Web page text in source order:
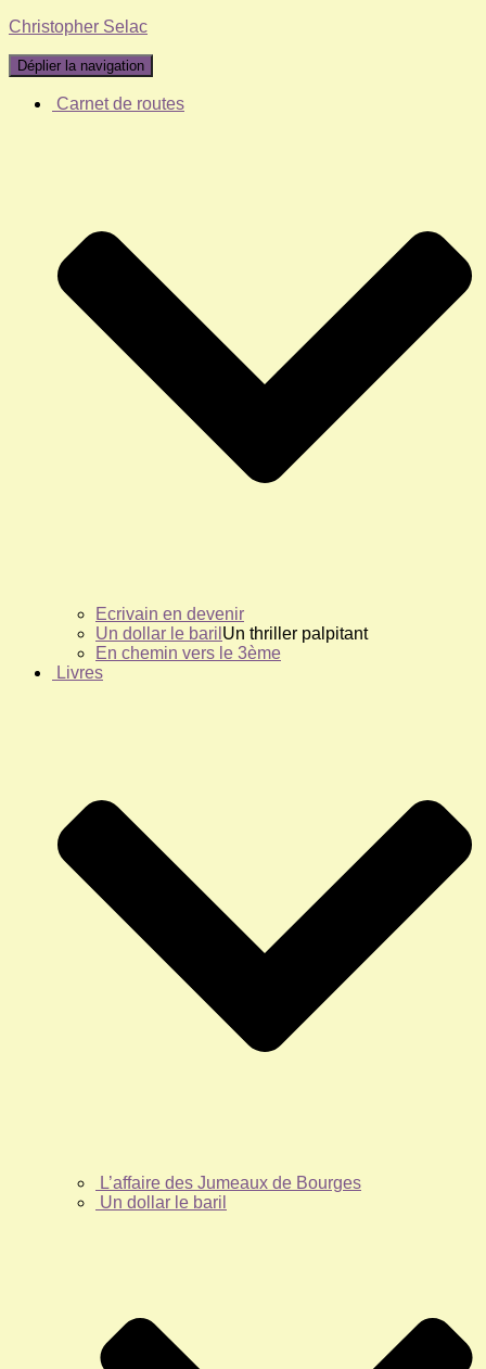
Christopher Selac
Déplier la navigation
Carnet de routes
Ecrivain en devenir
Un dollar le baril Un thriller palpitant
En chemin vers le 3ème
Livres
L’affaire des Jumeaux de Bourges
Un dollar le baril